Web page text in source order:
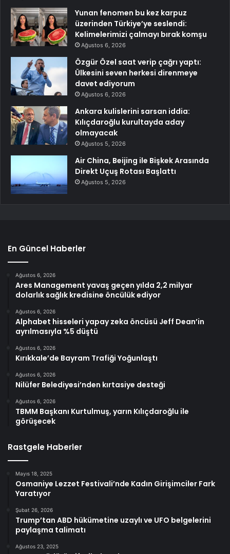
Yunan fenomen bu kez karpuz
üzerinden Türkiye’ye seslendi:
Kelimelerimizi çalmayı bırak komşu
Ağustos 6, 2026
Özgür Özel saat verip çağrı yaptı:
Ülkesini seven herkesi direnmeye
davet ediyorum
Ağustos 6, 2026
Ankara kulislerini sarsan iddia:
Kılıçdaroğlu kurultayda aday
olmayacak
Ağustos 5, 2026
Air China, Beijing ile Bişkek Arasında
Direkt Uçuş Rotası Başlattı
Ağustos 5, 2026
En Güncel Haberler
Ağustos 6, 2026
Ares Management yavaş geçen yılda 2,2 milyar
dolarlık sağlık kredisine öncülük ediyor
Ağustos 6, 2026
Alphabet hisseleri yapay zeka öncüsü Jeff Dean’in
ayrılmasıyla %5 düştü
Ağustos 6, 2026
Kırıkkale’de Bayram Trafiği Yoğunlaştı
Ağustos 6, 2026
Nilüfer Belediyesi’nden kırtasiye desteği
Ağustos 6, 2026
TBMM Başkanı Kurtulmuş, yarın Kılıçdaroğlu ile
görüşecek
Rastgele Haberler
Mayıs 18, 2025
Osmaniye Lezzet Festivali’nde Kadın Girişimciler Fark
Yaratıyor
Şubat 26, 2026
Trump’tan ABD hükümetine uzaylı ve UFO belgelerini
paylaşma talimatı
Ağustos 23, 2025